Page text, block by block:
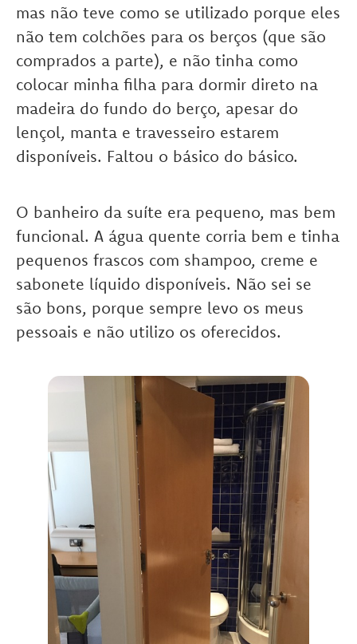
mas não teve como se utilizado porque eles
não tem colchões para os berços (que são
comprados a parte), e não tinha como
colocar minha filha para dormir direto na
madeira do fundo do berço, apesar do
lençol, manta e travesseiro estarem
disponíveis. Faltou o básico do básico.
O banheiro da suíte era pequeno, mas bem
funcional. A água quente corria bem e tinha
pequenos frascos com shampoo, creme e
sabonete líquido disponíveis. Não sei se
são bons, porque sempre levo os meus
pessoais e não utilizo os oferecidos.